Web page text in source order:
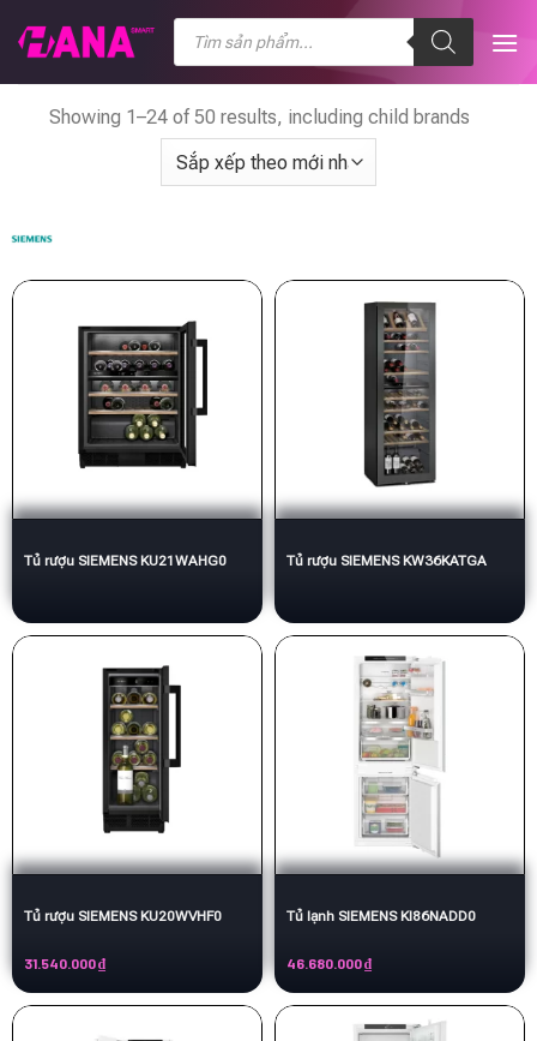
đến
Tìm
kiếm
phẩm
Showing 1–24 of 50 results, including child brands
Tủ rượu SIEMENS KU21WAHG0 Tủ rượu SIEMENS KW36KATGA
Tủ rượu SIEMENS KU20WVHF0
31.540.000₫
Tủ lạnh SIEMENS KI86NADD0
46.680.000₫